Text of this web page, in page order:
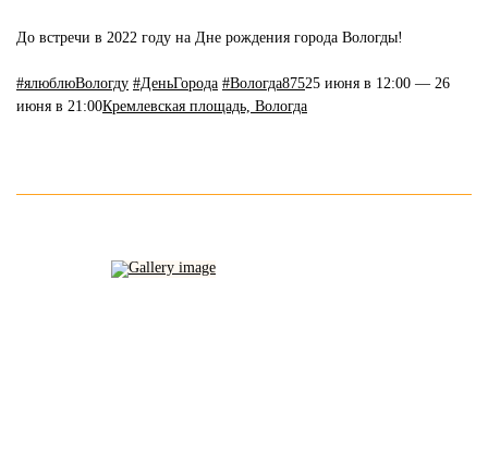
До встречи в 2022 году на Дне рождения города Вологды!
#ялюблюВологду #ДеньГорода #Вологда87525 июня в 12:00 — 26
июня в 21:00Кремлевская площадь, Вологда